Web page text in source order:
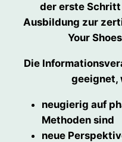
der erste
Ausbildung zur
Your
Die
geeignet,
neugierig auf
Methoden sind
neue